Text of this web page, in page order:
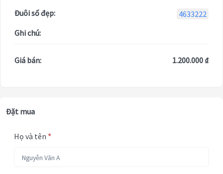
Đuôi số đẹp:
4633222
Ghi chú:
Giá bán: 1.200.000 ₫
Đặt mua
Họ và tên *